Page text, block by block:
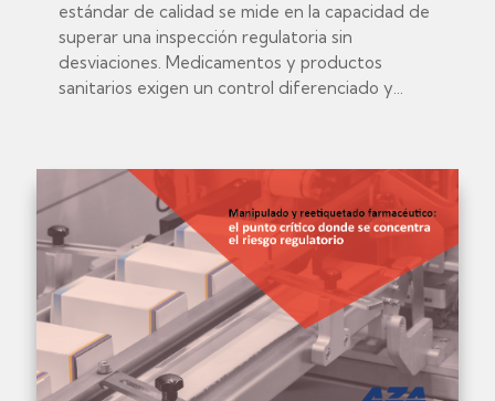
estándar de calidad se mide en la capacidad de
superar una inspección regulatoria sin
desviaciones. Medicamentos y productos
sanitarios exigen un control diferenciado y...